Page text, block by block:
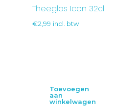
Theeglas Icon 32cl
€2,99 incl. btw
Toevoegen
aan
winkelwagen